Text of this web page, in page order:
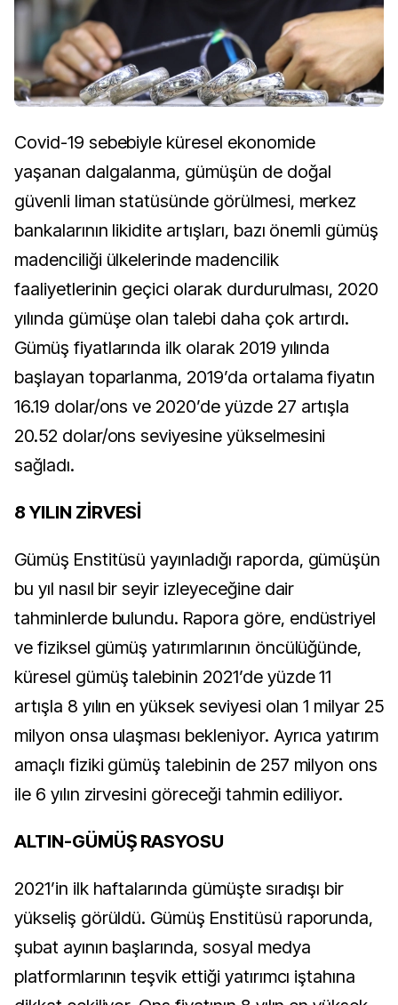
Covid-19 sebebiyle küresel ekonomide
yaşanan dalgalanma, gümüşün de doğal
güvenli liman statüsünde görülmesi, merkez
bankalarının likidite artışları, bazı önemli gümüş
madenciliği ülkelerinde madencilik
faaliyetlerinin geçici olarak durdurulması, 2020
yılında gümüşe olan talebi daha çok artırdı.
Gümüş fiyatlarında ilk olarak 2019 yılında
başlayan toparlanma, 2019’da ortalama fiyatın
16.19 dolar/ons ve 2020’de yüzde 27 artışla
20.52 dolar/ons seviyesine yükselmesini
sağladı.
8 YILIN ZİRVESİ
Gümüş Enstitüsü yayınladığı raporda, gümüşün
bu yıl nasıl bir seyir izleyeceğine dair
tahminlerde bulundu. Rapora göre, endüstriyel
ve fiziksel gümüş yatırımlarının öncülüğünde,
küresel gümüş talebinin 2021’de yüzde 11
artışla 8 yılın en yüksek seviyesi olan 1 milyar 25
milyon onsa ulaşması bekleniyor. Ayrıca yatırım
amaçlı fiziki gümüş talebinin de 257 milyon ons
ile 6 yılın zirvesini göreceği tahmin ediliyor.
ALTIN-GÜMÜŞ RASYOSU
2021’in ilk haftalarında gümüşte sıradışı bir
yükseliş görüldü. Gümüş Enstitüsü raporunda,
şubat ayının başlarında, sosyal medya
platformlarının teşvik ettiği yatırımcı iştahına